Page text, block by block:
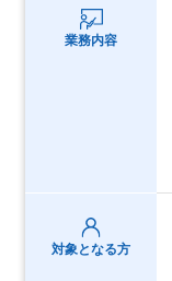
業務内容
対象となる方